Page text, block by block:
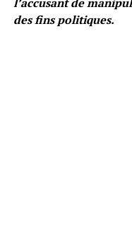
des fins politiques.